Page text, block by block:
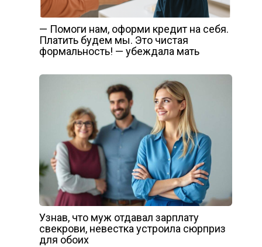
— Помоги нам, оформи кредит на себя.
Платить будем мы. Это чистая
формальность! — убеждала мать
Узнав, что муж отдавал зарплату
свекрови, невестка устроила сюрприз
для обоих